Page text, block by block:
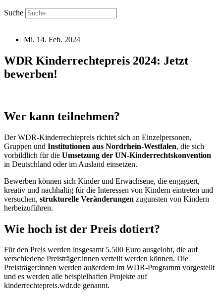
Suche
Mi. 14. Feb. 2024
WDR Kinderrechtepreis 2024: Jetzt
bewerben!
Wer kann teilnehmen?
Der WDR-Kinderrechtepreis richtet sich an Einzelpersonen,
Gruppen und Institutionen aus Nordrhein-Westfalen, die sich
vorbildlich für die Umsetzung der UN-Kinderrechtskonvention
in Deutschland oder im Ausland einsetzen.
Bewerben können sich Kinder und Erwachsene, die engagiert,
kreativ und nachhaltig für die Interessen von Kindern eintreten und
versuchen, strukturelle Veränderungen zugunsten von Kindern
herbeizuführen.
Wie hoch ist der Preis dotiert?
Für den Preis werden insgesamt 5.500 Euro ausgelobt, die auf
verschiedene Preisträger:innen verteilt werden können. Die
Preisträger:innen werden außerdem im WDR-Programm vorgestellt
und es werden alle beispielhaften Projekte auf
kinderrechtepreis.wdr.de genannt.